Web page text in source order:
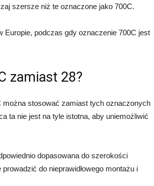
szersze niż te oznaczone jako 700C.
Europie, podczas gdy oznaczenie 700C jest
zamiast 28?
stosować zamiast tych oznaczonych
ta nie jest na tyle istotna, aby uniemożliwić
dopasowana do szerokości
do nieprawidłowego montażu i